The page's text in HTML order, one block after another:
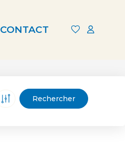
CONTACT